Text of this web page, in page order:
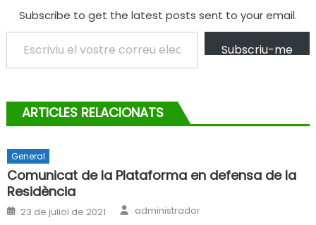
Subscribe to get the latest posts sent to your email.
Escriviu el vostre correu electrònic…
Subscriu-me
ARTICLES RELACIONATS
General
Comunicat de la Plataforma en defensa de la
Residència
Posted
on
23 de juliol de 2021 Author
administrador